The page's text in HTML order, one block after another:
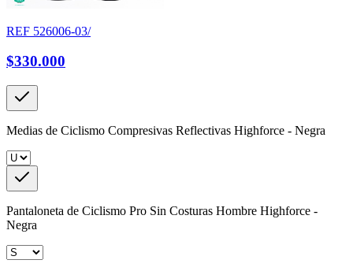
REF 526006-03/
$330.000
Medias de Ciclismo Compresivas Reflectivas Highforce - Negra
Pantaloneta de Ciclismo Pro Sin Costuras Hombre Highforce -
Negra